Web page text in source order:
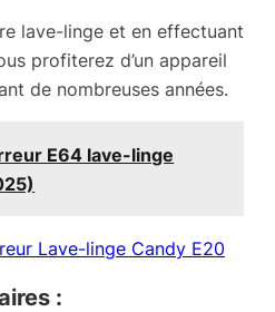
lave-linge et en effectuant
profiterez d’un appareil
de nombreuses années.
E64 lave-linge
Lave-linge Candy E20
: